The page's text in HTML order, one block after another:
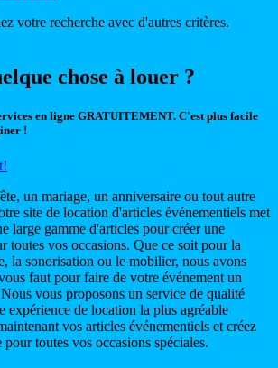
votre recherche avec d'autres critères.
chose à louer ?
en ligne GRATUITEMENT. C'est plus facile
!
un mariage, un anniversaire ou tout autre
site de location d'articles événementiels met
large gamme d'articles pour créer une
toutes vos occasions. Que ce soit pour la
la sonorisation ou le mobilier, nous avons
faut pour faire de votre événement un
vous proposons un service de qualité
expérience de location la plus agréable
vos articles événementiels et créez
toutes vos occasions spéciales.